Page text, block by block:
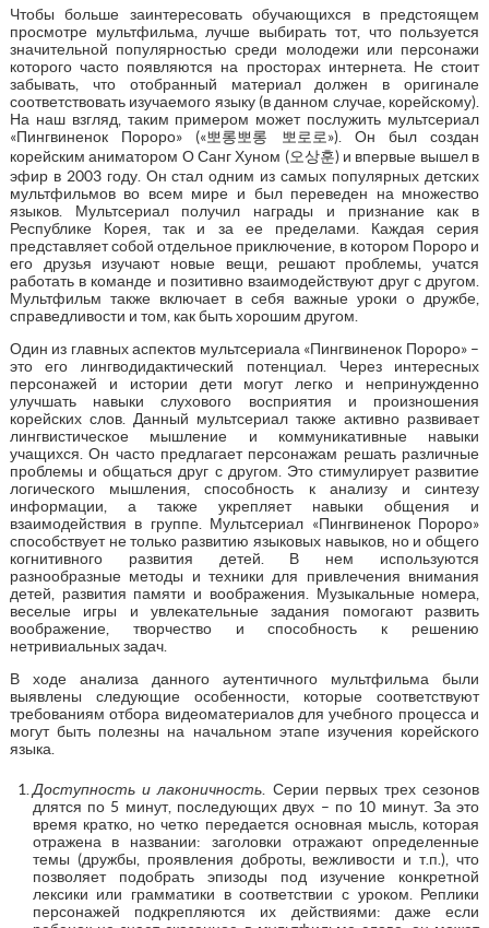
Чтобы больше заинтересовать обучающихся в предстоящем
просмотре мультфильма, лучше выбирать тот, что пользуется
значительной популярностью среди молодежи или персонажи
которого часто появляются на просторах интернета. Не стоит
забывать, что отобранный материал должен в оригинале
соответствовать изучаемого языку (в данном случае, корейскому).
На наш взгляд, таким примером может послужить мультсериал
«Пингвиненок Пороро» («뽀롱뽀롱 뽀로로»). Он был создан
корейским аниматором О Санг Хуном (오상훈) и впервые вышел в
эфир в 2003 году. Он стал одним из самых популярных детских
мультфильмов во всем мире и был переведен на множество
языков. Мультсериал получил награды и признание как в
Республике Корея, так и за ее пределами. Каждая серия
представляет собой отдельное приключение, в котором Пороро и
его друзья изучают новые вещи, решают проблемы, учатся
работать в команде и позитивно взаимодействуют друг с другом.
Мультфильм также включает в себя важные уроки о дружбе,
справедливости и том, как быть хорошим другом.
Один из главных аспектов мультсериала «Пингвиненок Пороро» –
это его лингводидактический потенциал. Через интересных
персонажей и истории дети могут легко и непринужденно
улучшать навыки слухового восприятия и произношения
корейских слов. Данный мультсериал также активно развивает
лингвистическое мышление и коммуникативные навыки
учащихся. Он часто предлагает персонажам решать различные
проблемы и общаться друг с другом. Это стимулирует развитие
логического мышления, способность к анализу и синтезу
информации, а также укрепляет навыки общения и
взаимодействия в группе. Мультсериал «Пингвиненок Пороро»
способствует не только развитию языковых навыков, но и общего
когнитивного развития детей. В нем используются
разнообразные методы и техники для привлечения внимания
детей, развития памяти и воображения. Музыкальные номера,
веселые игры и увлекательные задания помогают развить
воображение, творчество и способность к решению
нетривиальных задач.
В ходе анализа данного аутентичного мультфильма были
выявлены следующие особенности, которые соответствуют
требованиям отбора видеоматериалов для учебного процесса и
могут быть полезны на начальном этапе изучения корейского
языка.
Доступность и лаконичность . Серии первых трех сезонов
длятся по 5 минут, последующих двух – по 10 минут. За это
время кратко, но четко передается основная мысль, которая
отражена в названии: заголовки отражают определенные
темы (дружбы, проявления доброты, вежливости и т.п.), что
позволяет подобрать эпизоды под изучение конкретной
лексики или грамматики в соответствии с уроком. Реплики
персонажей подкрепляются их действиями: даже если